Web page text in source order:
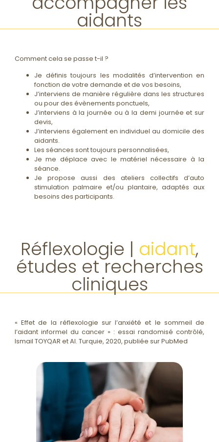
aidants
Comment cela se passe t-il ?
Je définis toujours les modalités d’intervention en
fonction de votre demande et de vos besoins,
J’interviens de manière régulière dans les structures
ou pour des évènements ponctuels,
J’interviens à la journée ou à la demi journée et sur
devis,
J’interviens également en individuel au domicile des
aidants.
Les séances sont toujours personnalisées,
Je me déplace avec le matériel nécessaire à la
séance.
Je propose aussi des ateliers collectifs d’auto
stimulation palmaire et/ou plantaire, adaptés aux
besoins des participants.
Réflexologie | aidant,
études et recherches
cliniques
« Effet de la réflexologie sur l’anxiété et le sommeil de
l’aidant informel du cancer » : essai randomisé contrôlé,
Ismail TOYQAR et Al. Turquie, 2020, publiée sur PubMed